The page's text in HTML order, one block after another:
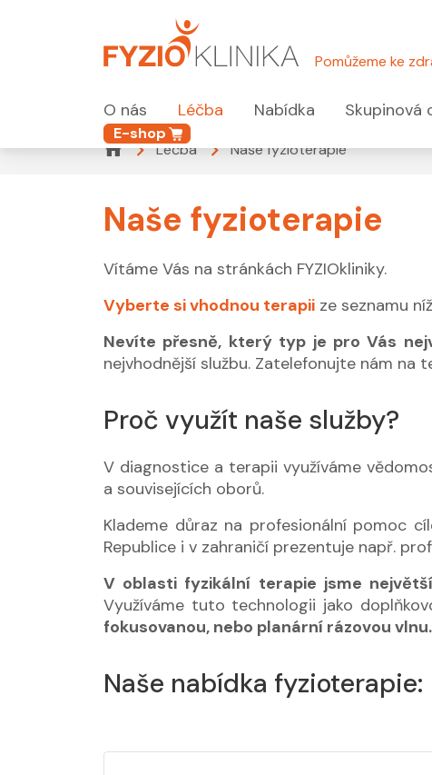
Pomůžeme ke
O nás Léčba Nabídka Skupinová
E-shop
Léčba
Naše fyzioterapie
Naše fyzioterapie
Vítáme Vás na stránkách FYZIOkliniky.
Vyberte si vhodnou terapii ze seznamu
Nevíte přesně, který typ je pro Vás
nejvhodnější službu. Zatelefonujte nám na
Proč využít naše služby?
V diagnostice a terapii využíváme
a souvisejících oborů.
Klademe důraz na profesionální pomoc
Republice i v zahraničí prezentuje např.
V oblasti fyzikální terapie jsme
Využíváme tuto technologii jako
fokusovanou, nebo planární rázovou vlnu.
Naše nabídka fyzioterapie: